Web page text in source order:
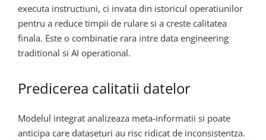
executa instructiuni, ci invata din istoricul operatiunilor
pentru a reduce timpii de rulare si a creste calitatea
finala. Este o combinatie rara intre data engineering
traditional si AI operational.
Predicerea calitatii datelor
Modelul integrat analizeaza meta-informatii si poate
anticipa care dataseturi au risc ridicat de inconsistentza.